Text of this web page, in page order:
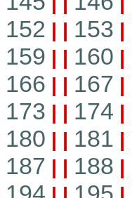
152 | | 153 |
159 | | 160 |
166 | | 167 |
173 | | 174 |
180 | | 181 |
187 | | 188 |